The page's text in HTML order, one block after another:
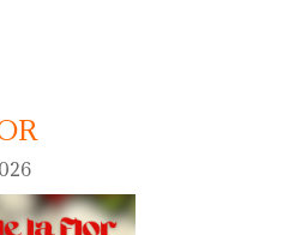
guiada a la exposición 'lo
mí'